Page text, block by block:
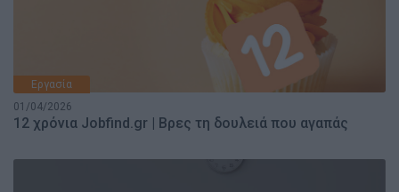
Εργασία
01/04/2026
12 χρόνια Jobfind.gr | Βρες τη δουλειά που αγαπάς